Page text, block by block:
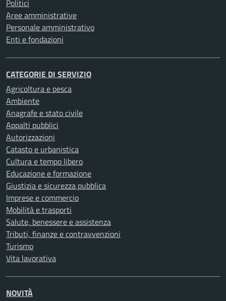
Politici
Aree amministrative
Personale amministrativo
Enti e fondazioni
CATEGORIE DI SERVIZIO
Agricoltura e pesca
Ambiente
Anagrafe e stato civile
Appalti pubblici
Autorizzazioni
Catasto e urbanistica
Cultura e tempo libero
Educazione e formazione
Giustizia e sicurezza pubblica
Imprese e commercio
Mobilità e trasporti
Salute, benessere e assistenza
Tributi, finanze e contravvenzioni
Turismo
Vita lavorativa
NOVITÀ